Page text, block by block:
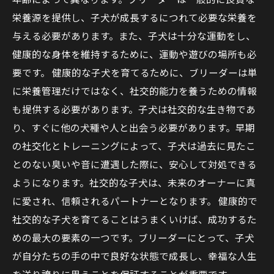
栄養源を提供し、子犬が成長するにつれて必要な栄養を
与える必要があります。また、子犬は十分な運動をし、
健康的な身体を維持するために、運動や遊びの場所も必
要です。 健康的な子犬を育てるために、ブリーダーは単
に栄養管理だけではなく、社交的能力を養うための情報
も提供する必要があります。子犬は社交的な生き物であ
り、すぐに他の犬種や人と出会う必要があります。早期
の社交化とトレーニングによって、子犬は過去に見たこ
とのない臭いや音に遭遇した際に、安心して対処できる
ようになります。社交的な子犬は、未来のオーナーに真
に愛され、信頼されるパートナーとなります。 健康的で
社交的な子犬を育てることはうまくいけば、成功するた
めの最大の要素の一つです。ブリーダーにとって、子犬
が自分たちの手の中で良好な状態で成長し、幸福な人生